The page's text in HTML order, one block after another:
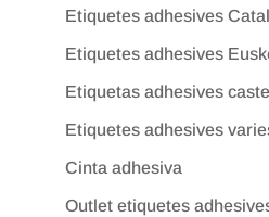
Etiquetes adhesives
Etiquetes adhesives
Etiquetas adhesives
Etiquetes adhesives
Cinta adhesiva
Outlet etiquetes